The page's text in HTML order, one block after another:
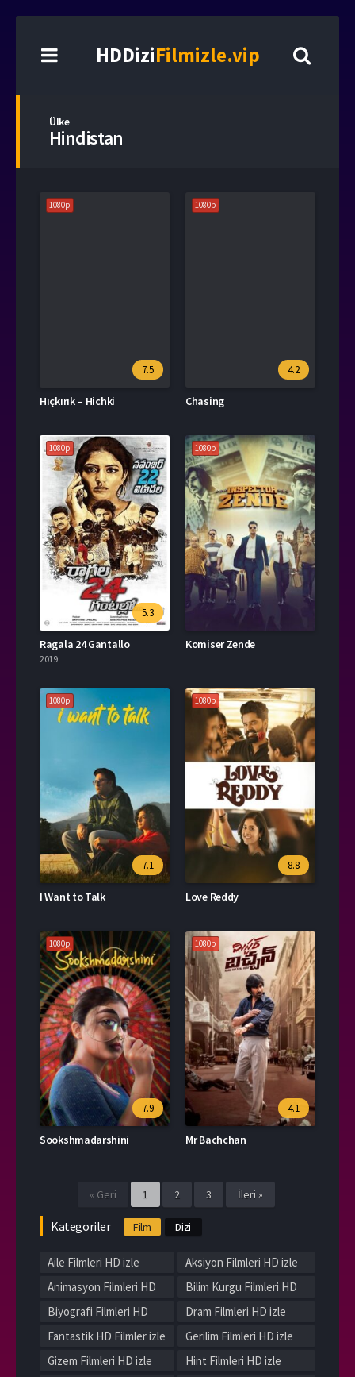
HDDiziFilmizle.vip
Ülke
Hindistan
1080p
7.5
Hıçkırık – Hichki
1080p
4.2
Chasing
1080p
5.3
Ragala 24 Gantallo
2019
1080p
Komiser Zende
1080p
7.1
I Want to Talk
1080p
8.8
Love Reddy
1080p
7.9
Sookshmadarshini
1080p
4.1
Mr Bachchan
« Geri 1 2 3 İleri »
Kategoriler Film Dizi
Aile Filmleri HD izle
Aksiyon Filmleri HD izle
Animasyon Filmleri HD
izle
Bilim Kurgu Filmleri HD
izle
Biyografi Filmleri HD
izle
Dram Filmleri HD izle
Fantastik HD Filmler izle
Gerilim Filmleri HD izle
Gizem Filmleri HD izle
Hint Filmleri HD izle